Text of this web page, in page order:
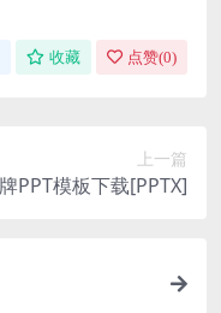
收藏 点赞(0)
上一篇
PPT模板下载[PPTX]